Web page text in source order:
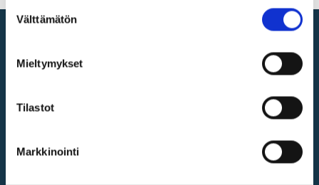
valinta
Välttämätön
Mieltymykset
Tilastot
Markkinointi
Digital single market